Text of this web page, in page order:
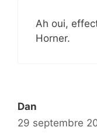
Ah oui,
Horner.
Dan
29 septembre